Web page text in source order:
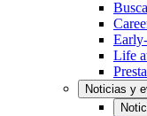
Life
Noticias y